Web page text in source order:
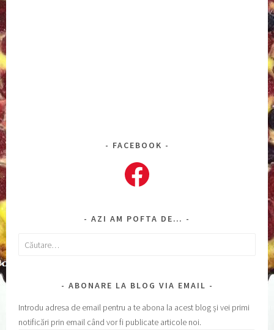
FACEBOOK
Facebook
AZI AM POFTA DE…
Caută
ABONARE LA BLOG VIA EMAIL
Introdu adresa de email pentru a te abona la acest blog și vei primi
notificări prin email când vor fi publicate articole noi.